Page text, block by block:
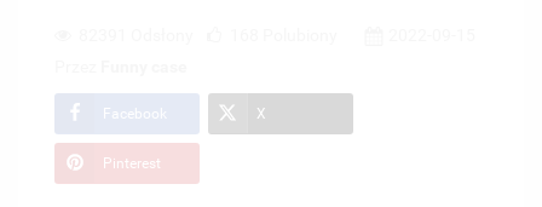
Facebook X
Pinterest